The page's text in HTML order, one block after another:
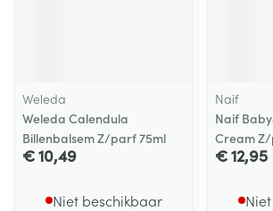
Weleda
Weleda Calendula
Billenbalsem Z/parf 75ml
€ 10,49
Niet beschikbaar
Naif
Naif
Cream
€ 12,95